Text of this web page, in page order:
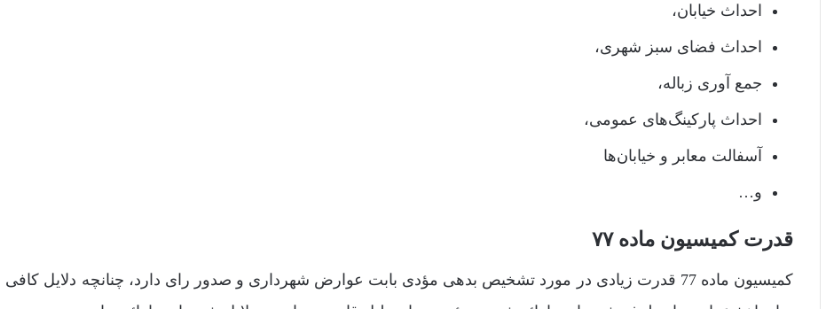
احداث خیابان،
احداث فضای سبز شهری،
جمع آوری زباله،
احداث پارکینگ‌های عمومی،
آسفالت معابر و خیابان‌ها
و…
قدرت کمیسیون ماده ۷۷
کمیسیون ماده 77 قدرت زیادی در مورد تشخیص بدهی مؤدی بابت عوارض شهرداری و صدور رای دارد، چنانچه دلایل کافی